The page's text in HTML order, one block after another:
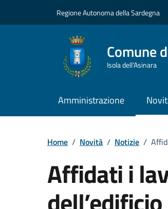
Regione Autonoma della Sardegna
Comune
Isola dell’Asinara
Amministrazione
Home / Novità / Notizie /
Affidati i